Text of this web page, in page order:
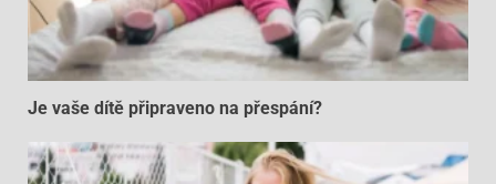
Je vaše dítě připraveno na přespání?